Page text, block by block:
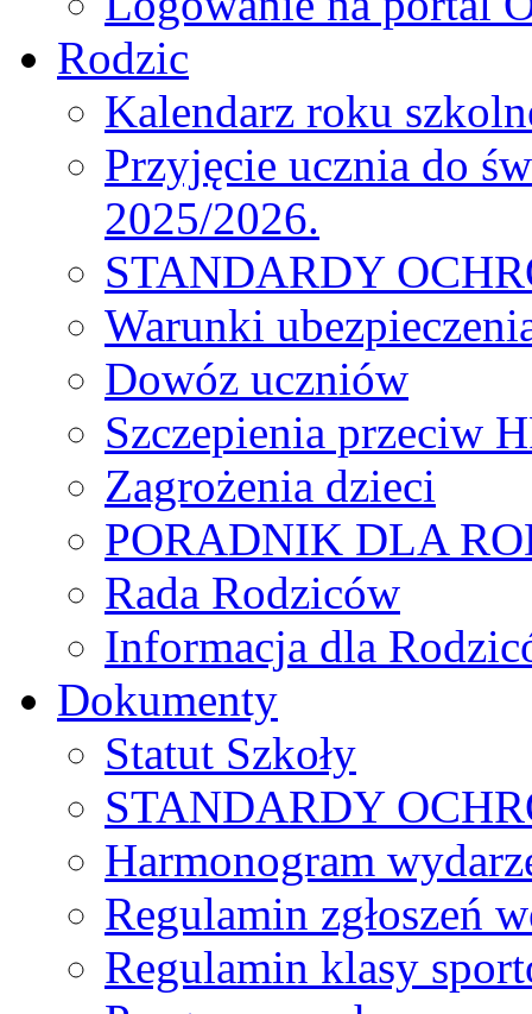
Rodzic
Kalendarz roku
Przyjęcie ucznia do
2025/2026.
STANDARDY
Warunki
Dowóz uczniów
Szczepienia przeciw
Zagrożenia dzieci
PORADNIK DLA
Rada Rodziców
Іnformacja dla
Dokumenty
Statut Szkoły
STANDARDY
Harmonogram
Regulamin zgłoszeń
Regulamin klasy